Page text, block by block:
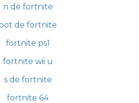
n de fortnite
de fortnite
fortnite ps1
fortnite wii u
s de fortnite
fortnite 64